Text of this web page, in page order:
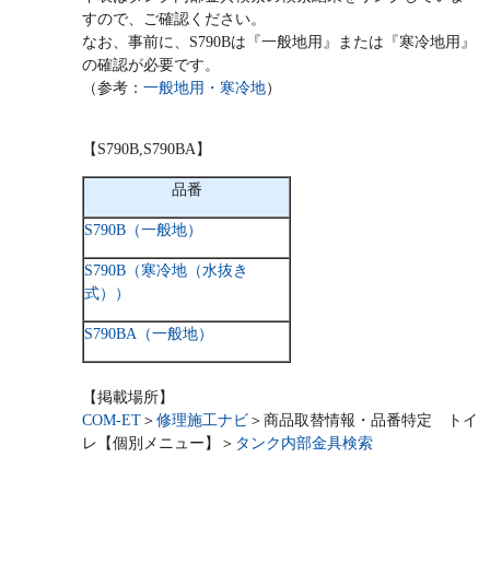
すので、ご確認ください。
なお、事前に、S790Bは『一般地用』または『寒冷地用』
の確認が必要です。
（参考： 一般地用・寒冷地）
【S790B,S790BA】
品番
S790B（一般地）
S790B（寒冷地（水抜き
式））
S790BA（一般地）
【掲載場所】
COM-ET ＞ 修理施工ナビ ＞商品取替情報・品番特定 トイ
レ【個別メニュー】＞ タンク内部金具検索